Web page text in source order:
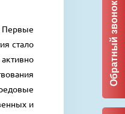
Обратный звонок
Первые
стало
и